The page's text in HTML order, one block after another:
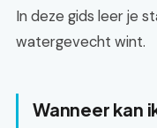
In deze gids leer je
watergevecht wint.
Wanneer kan